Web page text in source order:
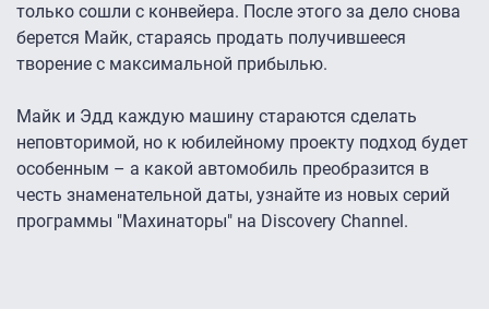
только сошли с конвейера. После этого за дело снова
берется Майк, стараясь продать получившееся
творение с максимальной прибылью.
Майк и Эдд каждую машину стараются сделать
неповторимой, но к юбилейному проекту подход будет
особенным – а какой автомобиль преобразится в
честь знаменательной даты, узнайте из новых серий
программы "Махинаторы" на Discovery Channel.